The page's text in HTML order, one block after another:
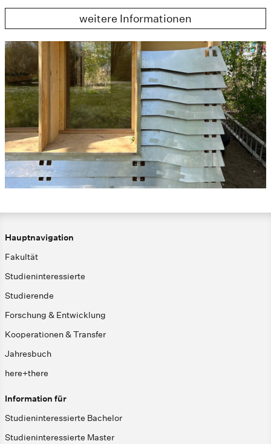
weitere Informationen
Hauptnavigation
Fakultät
Studieninteressierte
Studierende
Forschung & Entwicklung
Kooperationen & Transfer
Jahresbuch
here+there
Information für
Studieninteressierte Bachelor
Studieninteressierte Master